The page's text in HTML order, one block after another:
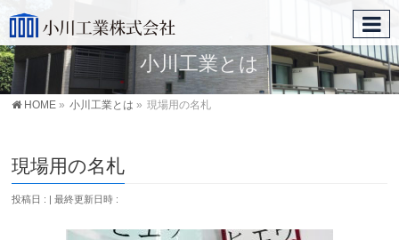
小川工業とは
HOME » 小川工業とは » 現場用の名札
現場用の名札
投稿日 : 最終更新日時 :